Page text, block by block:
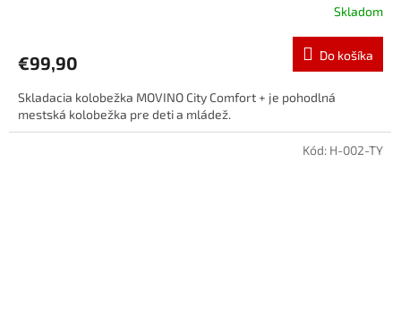
Skladom
€99,90 Do košíka
Skladacia kolobežka MOVINO City Comfort + je pohodlná
mestská kolobežka pre deti a mládež.
Kód: H-002-TY